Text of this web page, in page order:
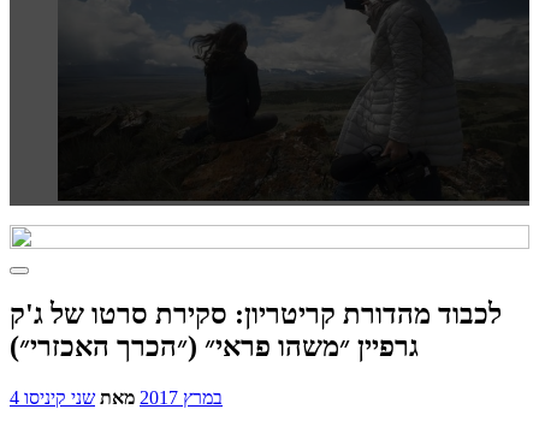
לכבוד מהדורת קריטריון: סקירת סרטו של ג'ק
גרפיין ״משהו פראי״ (״הכרך האכזרי״)
4 במרץ 2017 מאת שני קיניסו